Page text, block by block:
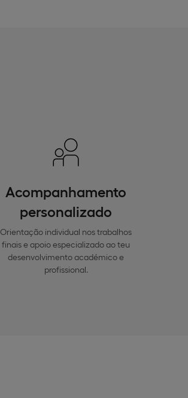
Acompanhamento
personalizado
Orientação individual nos trabalhos
finais e apoio especializado ao teu
desenvolvimento académico e
profissional.